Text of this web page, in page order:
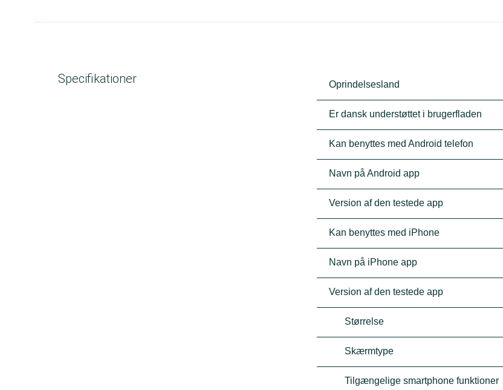
Specifikationer Oprindelsesland
Er dansk understøttet i brugerfladen
Kan benyttes med Android telefon
Navn på Android app
Version af den testede app
Kan benyttes med iPhone
Navn på iPhone app
Version af den testede app
Størrelse
Skærmtype
Tilgængelige smartphone funktioner